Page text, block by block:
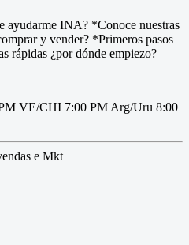
ayudarme INA? *Conoce nuestras
y vender? *Primeros pasos
rápidas ¿por dónde empiezo?
VE/CHI 7:00 PM Arg/Uru 8:00
e Mkt